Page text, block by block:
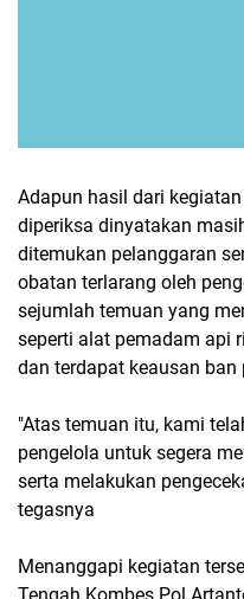
Adapun hasil dari
diperiksa dinyatakan
ditemukan pelanggaran
obatan terlarang oleh
sejumlah temuan yang
seperti alat pemadam api
dan terdapat keausan ban
"Atas temuan itu, kami
pengelola untuk segera
serta melakukan
tegasnya
Menanggapi kegiatan